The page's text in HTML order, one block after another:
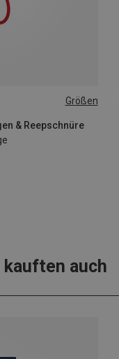
Größen
& Reepschnüre
kauften auch